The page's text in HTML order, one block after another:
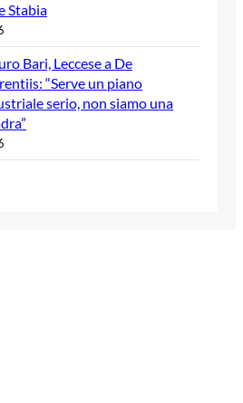
Stabia
Bari, Leccese a De
“Serve un piano
serio, non siamo una